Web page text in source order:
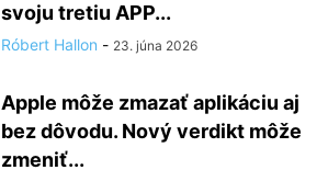
svoju tretiu APP...
Róbert Hallon - 23. júna 2026
Apple môže zmazať aplikáciu aj
bez dôvodu. Nový verdikt môže
zmeniť...